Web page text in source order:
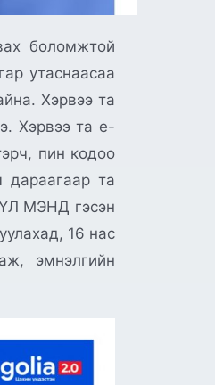
боломжтой
утаснаасаа
Хэрвээ та
Хэрвээ та e-
пин кодоо
дараагаар та
МЭНД гэсэн
16 нас
эмнэлгийн